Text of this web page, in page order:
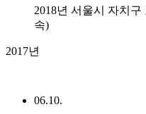
2018년 서울시 자치
속)
2017년
06.10.